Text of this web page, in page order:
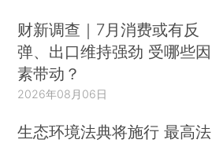
财新调查｜7月消费或有反
弹、出口维持强劲 受哪些因
素带动？
2026年08月06日
生态环境法典将施行 最高法